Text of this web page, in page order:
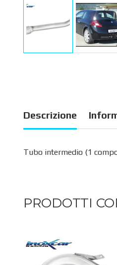
Descrizione
Tubo intermedio (1
PRODOTTI